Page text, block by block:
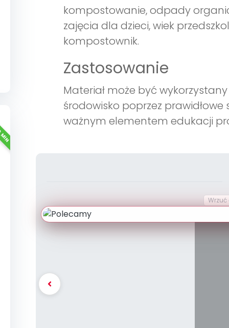
kompostowanie, odpady
zajęcia dla dzieci, wiek
kompostownik.
Zastosowanie
Materiał może być
środowisko poprzez
ważnym elementem edukacji